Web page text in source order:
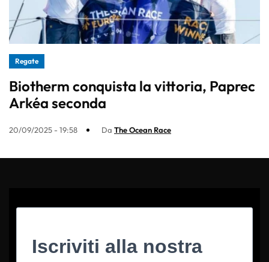
Regate
Biotherm conquista la vittoria, Paprec
Arkéa seconda
20/09/2025 - 19:58 Da The Ocean Race
Iscriviti alla nostra